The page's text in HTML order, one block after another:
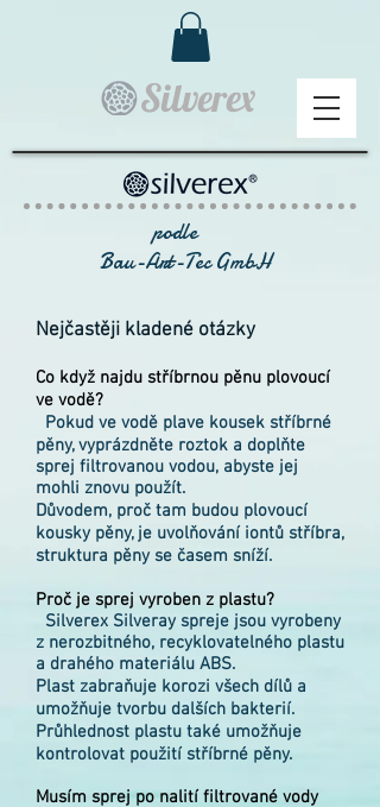
Silverex
podle
Bau-Art-Tec GmbH
Nejčastěji kladené otázky
Co když najdu stříbrnou pěnu plovoucí
ve vodě?
Pokud ve vodě plave kousek stříbrné
pěny, vyprázdněte roztok a doplňte
sprej filtrovanou vodou, abyste jej
mohli znovu použít.
Důvodem, proč tam budou plovoucí
kousky pěny, je uvolňování iontů stříbra,
struktura pěny se časem sníží.
Proč je sprej vyroben z plastu?
Silverex Silveray spreje jsou vyrobeny
z nerozbitného, recyklovatelného plastu
a drahého materiálu ABS.
Plast zabraňuje korozi všech dílů a
umožňuje tvorbu dalších bakterií.
Průhlednost plastu také umožňuje
kontrolovat použití stříbrné pěny.
Musím sprej po nalití filtrované vody